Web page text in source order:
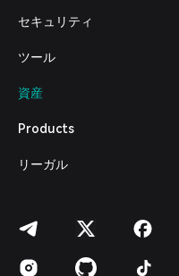
Deutsch
繁體中文
Bahasa Indonesia
Español (Argentina)
セキュリティ
ツール
資産
Products
リーガル